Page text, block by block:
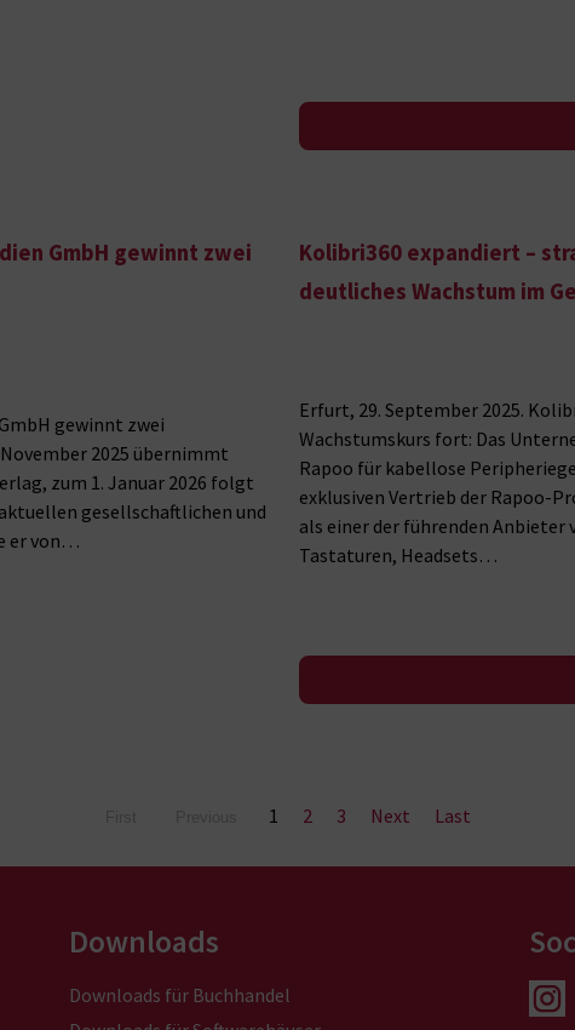
GmbH gewinnt zwei
gewinnt zwei
2025 übernimmt
zum 1. Januar 2026 folgt
gesellschaftlichen und
er von…
Kolibri360 expandiert –
deutliches Wachstum im
Erfurt, 29. September 2025.
Wachstumskurs fort: Das
Rapoo für kabellose
exklusiven Vertrieb der Rapoo-
als einer der führenden Anbieter
Tastaturen, Headsets…
1 2 3 Next Last
Downloads
Downloads für Buchhandel